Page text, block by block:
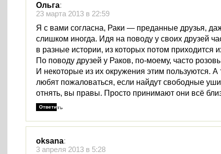
Ольга:
23 марта 2013 в 22:59
Я с вами согласна, Раки — преданные друзья,
слишком иногда. Идя на поводу у своих друзей
в разные истории, из которых потом приходится
По поводу друзей у Раков, по-моему, часто
И некоторые из их окружения этим пользуются. А
любят пожаловаться, если найдут свободные
отнять, вы правы. Просто принимают они всё
Ответить
oksana:
3 апреля 2013 в 5:28